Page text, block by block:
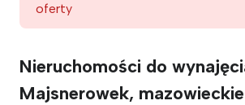
oferty
Nieruchomości do
Majsnerowek, mazowieckie